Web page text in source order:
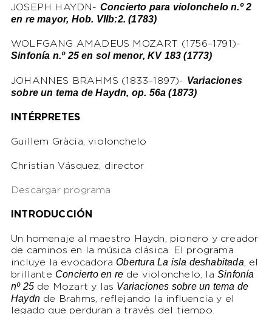
JOSEPH HAYDN- Concierto para violonchelo n.º 2
en re mayor, Hob. VIIb:2. (1783)
WOLFGANG AMADEUS MOZART (1756–1791)-
Sinfonía n.º 25 en sol menor, KV 183 (1773)
JOHANNES BRAHMS (1833–1897)- Variaciones
sobre un tema de Haydn, op. 56a (1873)
INTÉRPRETES
Guillem Gràcia, violonchelo
Christian Vásquez, director
Descargar programa
INTRODUCCIÓN
Un homenaje al maestro Haydn, pionero y creador
de caminos en la música clásica. El programa
incluye la evocadoraObertura La isla deshabitada, el
brillante Concierto en rede violonchelo, la Sinfonía
nº 25de Mozart y las Variaciones sobre un tema de
Haydnde Brahms, reflejando la influencia y el
legado que perduran a través del tiempo.